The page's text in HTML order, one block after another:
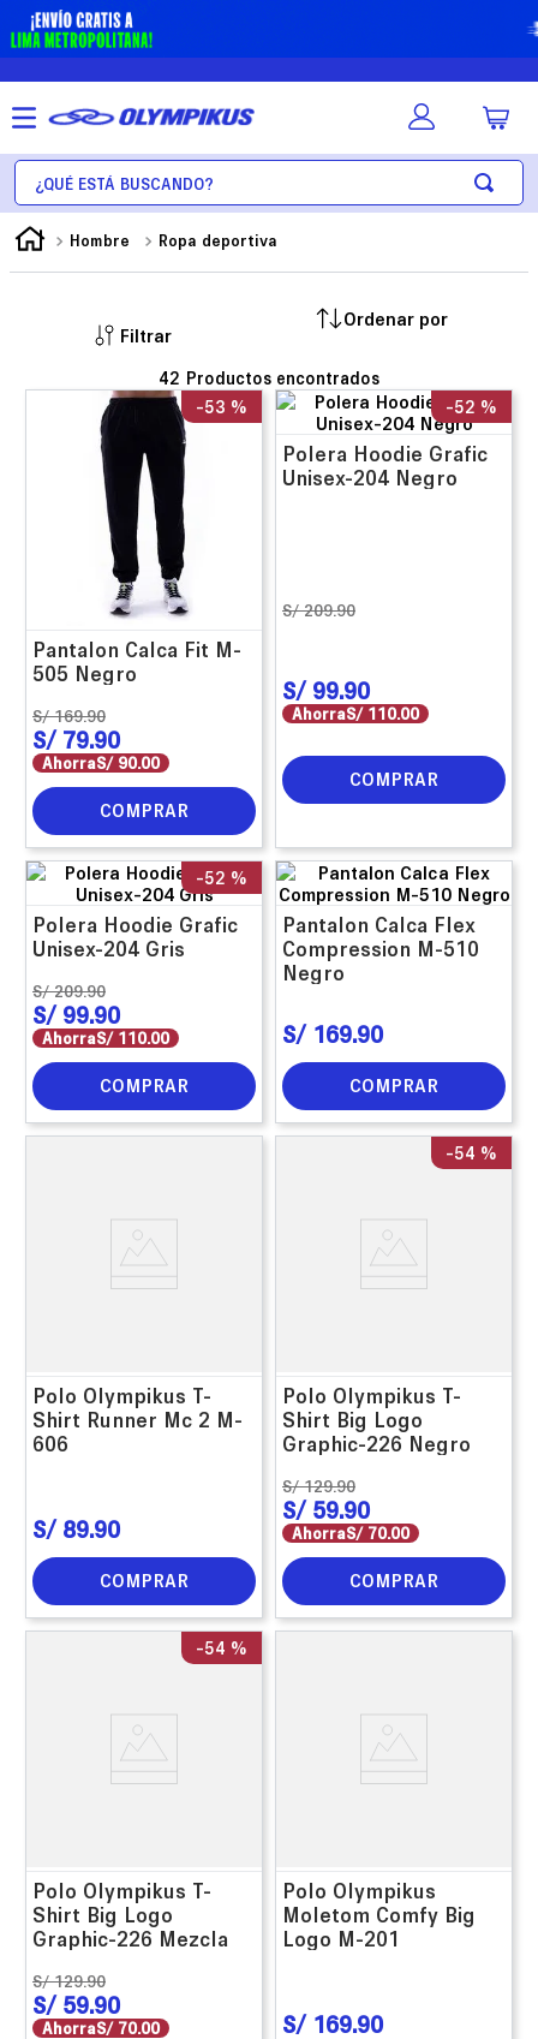
¿Qué está buscando?
Hombre Ropa deportiva
Filtrar
42
-53 %
Pantalon Calca Fit M-
505 Negro
S/ 169.90
S/ 79.90
AhorraS/ 90.00
COMPRAR
-52 %
Polera Hoodie Grafic
Unisex-204 Negro
S/ 209.90
S/ 99.90
AhorraS/ 110.00
COMPRAR
-52 %
Polera Hoodie Grafic
Unisex-204 Gris
S/ 209.90
S/ 99.90
AhorraS/ 110.00
COMPRAR
Pantalon Calca Flex
Compression M-510
Negro
S/ 169.90
COMPRAR
Polo Olympikus T-
Shirt Runner Mc 2 M-
606
S/ 89.90
COMPRAR
-54 %
Polo Olympikus T-
Shirt Big Logo
Graphic-226 Negro
S/ 129.90
S/ 59.90
AhorraS/ 70.00
COMPRAR
-54 %
Polo Olympikus T-
Shirt Big Logo
Graphic-226 Mezcla
S/ 129.90
S/ 59.90
AhorraS/ 70.00
Polo Olympikus
Moletom Comfy Big
Logo M-201
S/ 169.90